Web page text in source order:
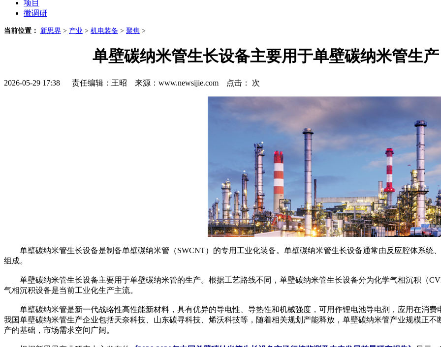
项目
微调研
当前位置： 新思界 > 产业 > 机电装备 > 聚焦 >
单壁碳纳米管生长设备主要用于单壁碳纳米管生
2026-05-29 17:38 责任编辑：王昭 来源：www.newsijie.com 点击： 次
单壁碳纳米管生长设备是制备单壁碳纳米管（SWCNT）的专用工业化装备。单壁碳纳米管生长设备通常由反应腔体系统
组成。
单壁碳纳米管生长设备主要用于单壁碳纳米管的生产。根据工艺路线不同，单壁碳纳米管生长设备分为化学气相沉积（
气相沉积设备是当前工业化生产主流。
单壁碳纳米管是新一代战略性高性能新材料，具有优异的导电性、导热性和机械强度，可用作锂电池导电剂，应用在消费
我国单壁碳纳米管生产企业包括天奈科技、山东碳寻科技、烯沃科技等，随着相关规划产能释放，单壁碳纳米管产业规模正
产的基础，市场需求空间广阔。